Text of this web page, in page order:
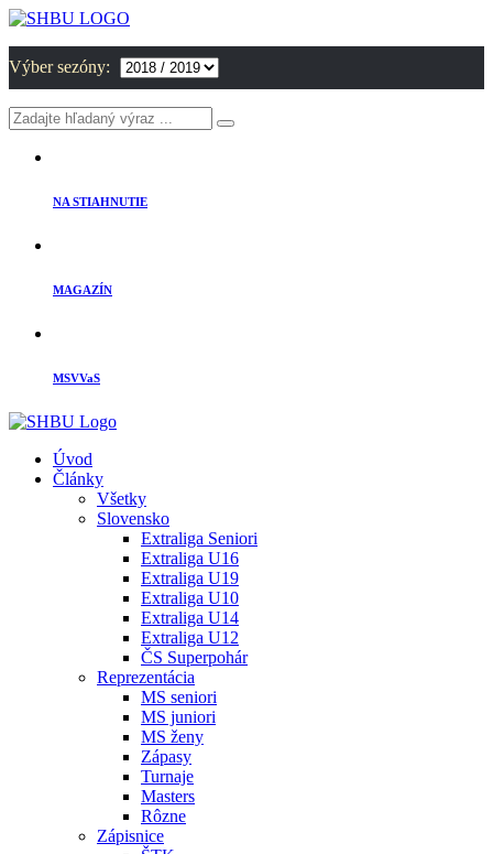
Výber sezóny:
NA STIAHNUTIE
MAGAZÍN
MSVVaS
Úvod
Články
Všetky
Slovensko
Extraliga Seniori
Extraliga U16
Extraliga U19
Extraliga U10
Extraliga U14
Extraliga U12
ČS Superpohár
Reprezentácia
MS seniori
MS juniori
MS ženy
Zápasy
Turnaje
Masters
Rôzne
Zápisnice